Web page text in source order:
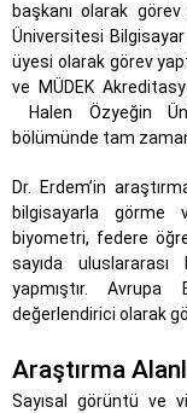
başkanı olarak
Üniversitesi
üyesi olarak görev
ve MÜDEK
Halen Özyeğin
bölümünde tam
Dr. Erdem’in
bilgisayarla görme
biyometri, federe
sayıda
yapmıştır.
değerlendirici olarak
Araştırma
Sayısal görüntü ve